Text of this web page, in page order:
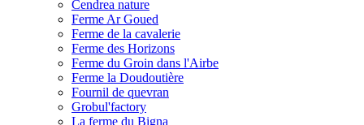
Cendrea nature
Ferme Ar Goued
Ferme de la cavalerie
Ferme des Horizons
Ferme du Groin dans l'Airbe
Ferme la Doudoutière
Fournil de quevran
Grobul'factory
La ferme du Bigna